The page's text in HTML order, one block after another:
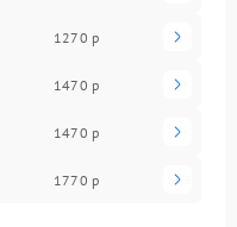
1270 р
1470 р
1470 р
1770 р